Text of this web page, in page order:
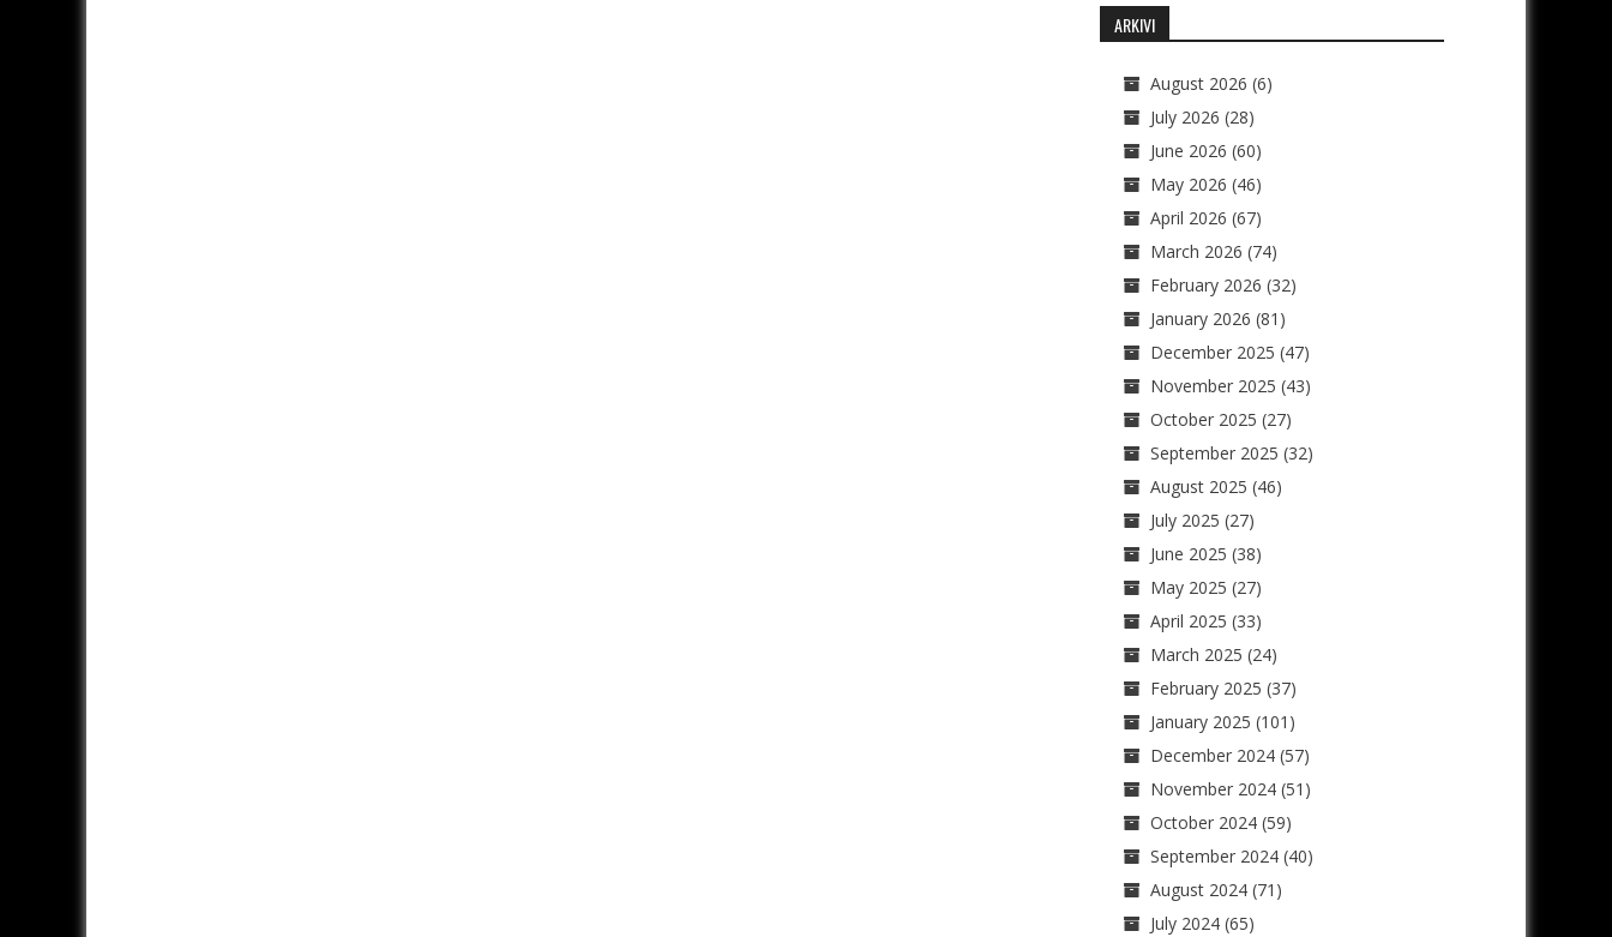
ARKIVI
August 2026 (6)
July 2026 (28)
June 2026 (60)
May 2026 (46)
April 2026 (67)
March 2026 (74)
February 2026 (32)
January 2026 (81)
December 2025 (47)
November 2025 (43)
October 2025 (27)
September 2025 (32)
August 2025 (46)
July 2025 (27)
June 2025 (38)
May 2025 (27)
April 2025 (33)
March 2025 (24)
February 2025 (37)
January 2025 (101)
December 2024(57)
November 2024(51)
October 2024(59)
September 2024(40)
August 2024(71)
July 2024(65)